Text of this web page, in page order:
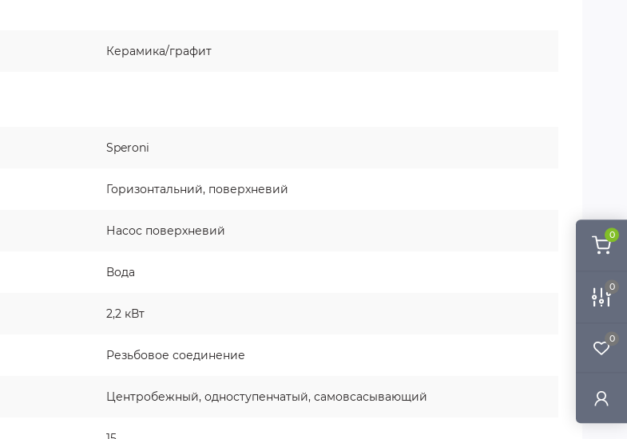
0
0
0
Керамика/графит
Speroni
Горизонтальний, поверхневий
Насос поверхневий
Вода
2,2 кВт
Резьбовое соединение
Центробежный, одноступенчатый, самовсасывающий